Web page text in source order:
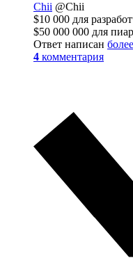
Chii @Chii
$10 000 для
$50 000 000 для
Ответ написан
4 комментария